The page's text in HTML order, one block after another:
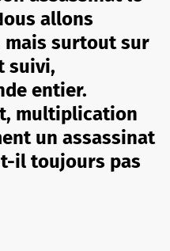
allons
mais surtout sur
suivi,
entier.
multiplication
un assassinat
t-il toujours pas